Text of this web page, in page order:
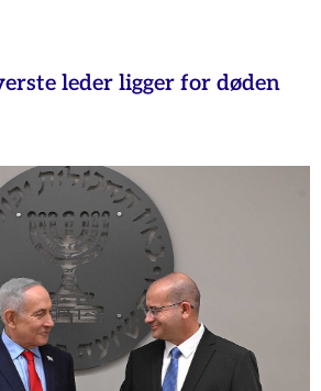
leder ligger for døden